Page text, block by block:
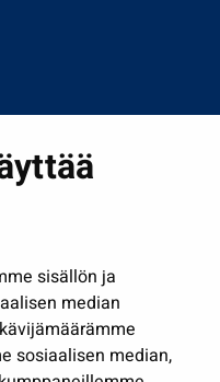
sisällön ja
median
sosiaalisen median,